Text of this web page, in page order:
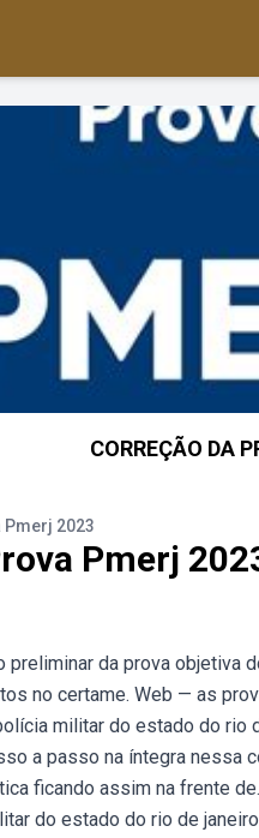
CORREÇÃO DA
2023
Pmerj
da prova objetiva
no certame. Web — as
militar do estado do
a passo na íntegra nessa
ficando assim na frente
do estado do rio de